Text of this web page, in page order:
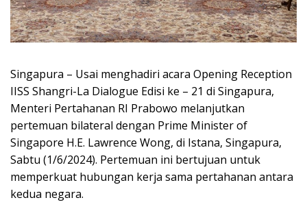
Singapura – Usai menghadiri acara Opening Reception
IISS Shangri-La Dialogue Edisi ke – 21 di Singapura,
Menteri Pertahanan RI Prabowo melanjutkan
pertemuan bilateral dengan Prime Minister of
Singapore H.E. Lawrence Wong, di Istana, Singapura,
Sabtu (1/6/2024). Pertemuan ini bertujuan untuk
memperkuat hubungan kerja sama pertahanan antara
kedua negara.